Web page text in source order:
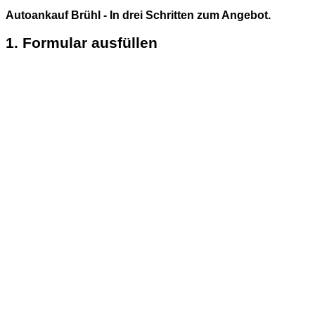
Autoankauf Brühl - In drei Schritten zum Angebot.
1. Formular ausfüllen